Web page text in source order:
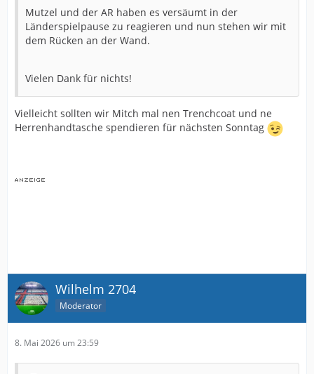
Mutzel und der AR haben es versäumt in der
Länderspielpause zu reagieren und nun stehen wir mit
dem Rücken an der Wand.
Vielen Dank für nichts!
Vielleicht sollten wir Mitch mal nen Trenchcoat und ne
Herrenhandtasche spendieren für nächsten Sonntag
Wilhelm 2704
Moderator
8. Mai 2026 um 23:59